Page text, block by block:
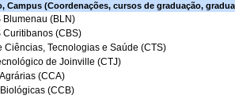
Campus (Coordenações, cursos de graduação,
Blumenau (BLN)
Curitibanos (CBS)
Ciências, Tecnologias e Saúde (CTS)
de Joinville (CTJ)
(CCA)
(CCB)